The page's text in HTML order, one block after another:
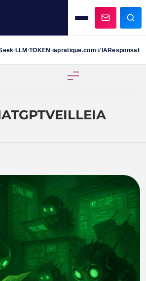
•LLM•TOKEN•iapratique.com•#IAResponsable